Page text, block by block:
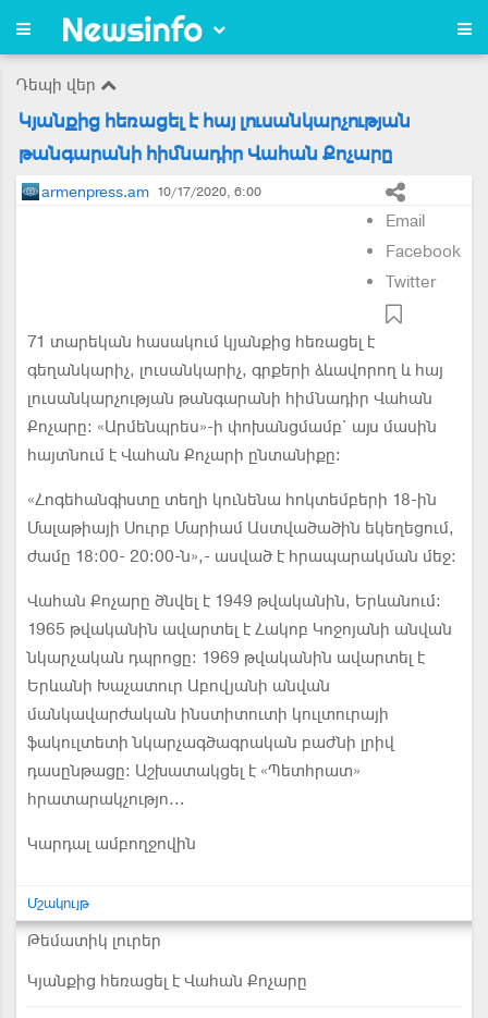
Դեպի վեր
Կյանքից հեռացել է հայ լուսանկարչության
թանգարանի հիմնադիր Վահան Քոչարը
armenpress.am 10/17/2020, 6:00
Email
Facebook
Twitter
71 տարեկան հասակում կյանքից հեռացել է
գեղանկարիչ, լուսանկարիչ, գրքերի ձևավորող և հայ
լուսանկարչության թանգարանի հիմնադիր Վահան
Քոչարը: «Արմենպրես»-ի փոխանցմամբ` այս մասին
հայտնում է Վահան Քոչարի ընտանիքը:
«Հոգեհանգիստը տեղի կունենա հոկտեմբերի 18-ին
Մալաթիայի Սուրբ Մարիամ Աստվածածին եկեղեցում,
ժամը 18:00- 20:00-ն»,- ասված է հրապարակման մեջ:
Վահան Քոչարը ծնվել է 1949 թվականին, Երևանում:
1965 թվականին ավարտել է Հակոբ Կոջոյանի անվան
նկարչական դպրոցը: 1969 թվականին ավարտել է
Երևանի Խաչատուր Աբովյանի անվան
մանկավարժական ինստիտուտի կուլտուրայի
ֆակուլտետի նկարչագծագրական բաժնի լրիվ
դասընթացը: Աշխատակցել է «Պետհրատ»
հրատարակչությո...
Կարդալ ամբողջովին
Մշակույթ
Թեմատիկ լուրեր
Կյանքից հեռացել է Վահան Քոչարը